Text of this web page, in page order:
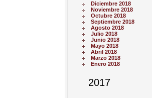
Diciembre 2018
Noviembre 2018
Octubre 2018
Septiembre 2018
Agosto 2018
Julio 2018
Junio 2018
Mayo 2018
Abril 2018
Marzo 2018
Enero 2018
2017